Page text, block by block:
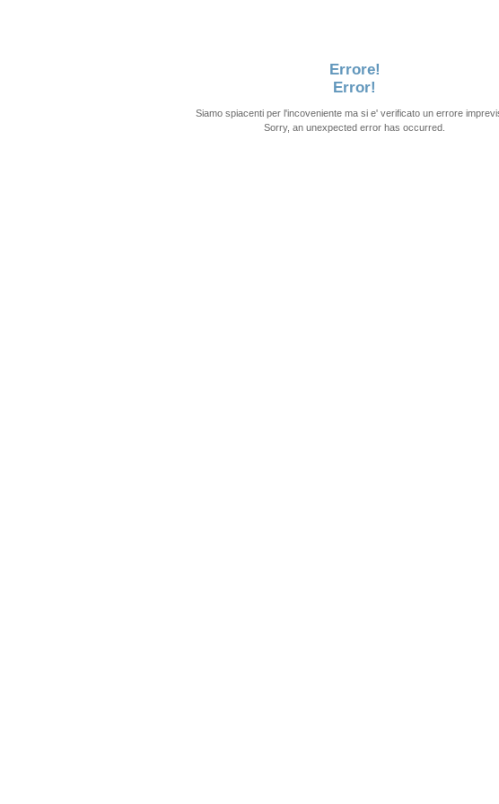
Errore!
Error!
Siamo spiacenti per l'incoveniente ma si e' verificato un errore
Sorry, an unexpected error has occurred.